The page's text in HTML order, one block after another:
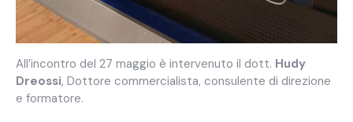
All’incontro del 27 maggio è intervenuto il dott. Hudy
Dreossi, Dottore commercialista, consulente di direzione
e formatore.